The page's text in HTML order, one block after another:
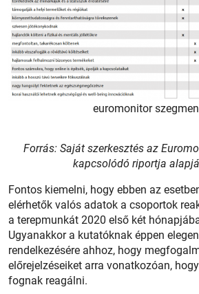
euromonitor
Forrás: Saját szerkesztés az
kapcsolódó riportja
Fontos kiemelni, hogy ebben az
elérhetők valós adatok a csoportok
a terepmunkát 2020 első két
Ugyanakkor a kutatóknak éppen
rendelkezésére ahhoz, hogy
előrejelzéseiket arra vonatkozóan,
fognak reagálni.